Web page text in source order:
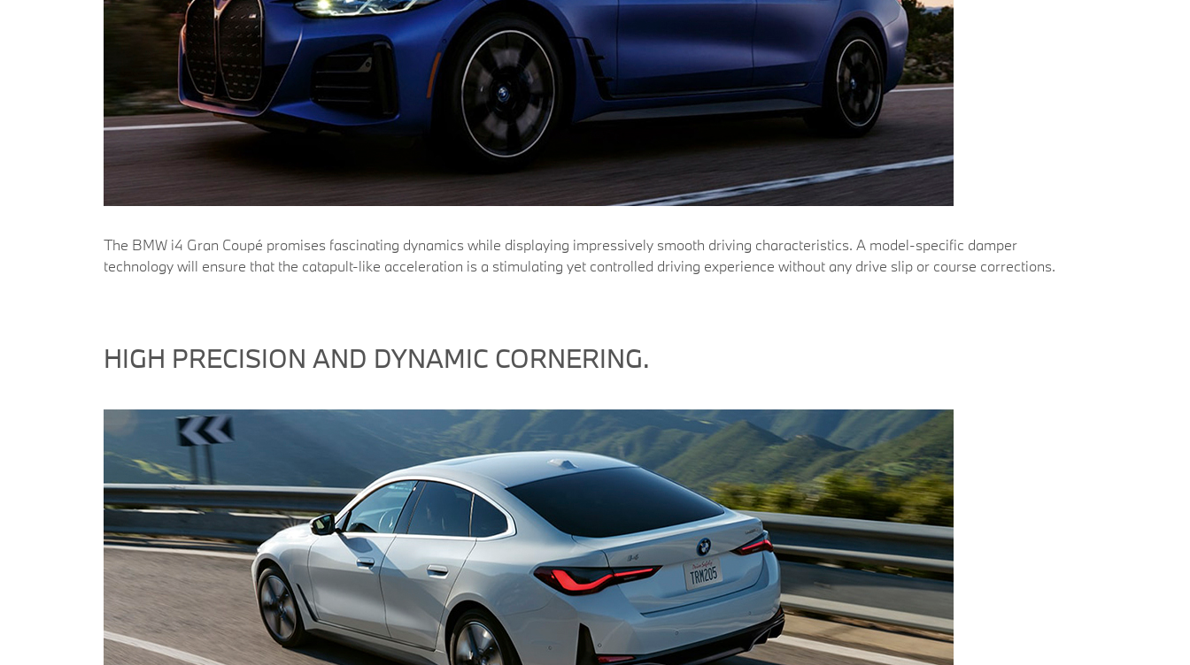
The BMW i4 Gran Coupé promises fascinating dynamics while displaying impressively smooth driving characteristics. A model-specific damper
technology will ensure that the catapult-like acceleration is a stimulating yet controlled driving experience without any drive slip or course corrections.
HIGH PRECISION AND DYNAMIC CORNERING.